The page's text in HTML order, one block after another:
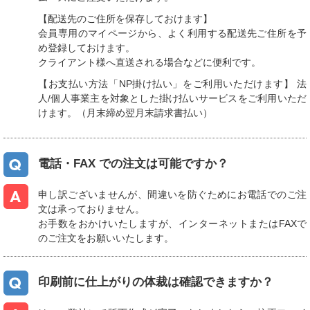
【配送先のご住所を保存しておけます】
会員専用のマイページから、よく利用する配送先ご住所を予
め登録しておけます。
クライアント様へ直送される場合などに便利です。
【お支払い方法「NP掛け払い」をご利用いただけます】 法
人/個人事業主を対象とした掛け払いサービスをご利用いただ
けます。（月末締め翌月末請求書払い）
電話・FAX での注文は可能ですか？
申し訳ございませんが、間違いを防ぐためにお電話でのご注
文は承っておりません。
お手数をおかけいたしますが、インターネットまたはFAXで
のご注文をお願いいたします。
印刷前に仕上がりの体裁は確認できますか？